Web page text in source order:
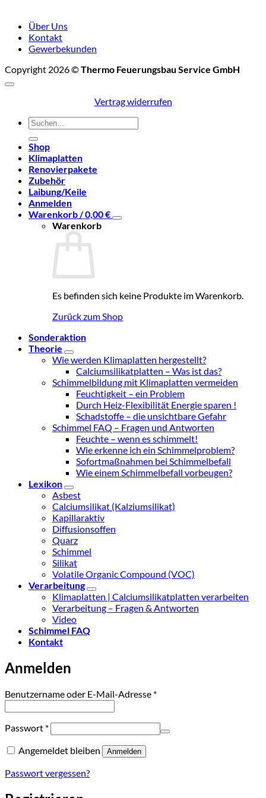
Über Uns
Kontakt
Gewerbekunden
Copyright 2026 ©Thermo Feuerungsbau Service GmbH
Vertrag widerrufen
Suchen
nach:
Shop
Klimaplatten
Renovierpakete
Zubehör
Laibung/Keile
Anmelden
Warenkorb /0,00€
Warenkorb
Es befinden sich keine Produkte im Warenkorb.
Zurück zum Shop
Sonderaktion
Theorie
Wie werden Klimaplatten hergestellt?
Calciumsilikatplatten – Was ist das?
Schimmelbildung mit Klimaplatten vermeiden
Feuchtigkeit – ein Problem
Durch Heiz-Flexibilität Energie sparen !
Schadstoffe – die unsichtbare Gefahr
Schimmel FAQ – Fragen und Antworten
Feuchte – wenn es schimmelt!
Wie erkenne ich ein Schimmelproblem?
Sofortmaßnahmen bei Schimmelbefall
Wie einem Schimmelbefall vorbeugen?
Lexikon
Asbest
Calciumsilikat (Kalziumsilikat)
Kapillaraktiv
Diffusionsoffen
Quarz
Schimmel
Silikat
Volatile Organic Compound (VOC)
Verarbeitung
Klimaplatten | Calciumsilikatplatten verarbeiten
Verarbeitung – Fragen & Antworten
Video
Schimmel FAQ
Kontakt
Anmelden
Benutzername oder E-Mail-Adresse *Erforderlich
Passwort *Erforderlich
Angemeldet bleiben Anmelden
Passwort vergessen?